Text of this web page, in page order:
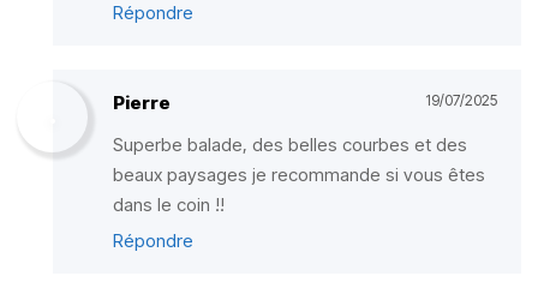
Répondre
Pierre 19/07/2025
Superbe balade, des belles courbes et des
beaux paysages je recommande si vous êtes
dans le coin !!
Répondre